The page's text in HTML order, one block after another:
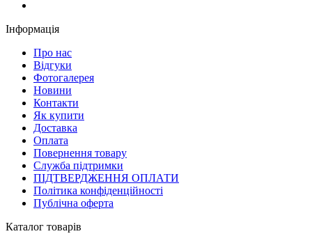
Інформація
Про нас
Відгуки
Фотогалерея
Новини
Контакти
Як купити
Доставка
Оплата
Повернення товару
Служба підтримки
ПІДТВЕРДЖЕННЯ ОПЛАТИ
Політика конфіденційності
Публічна оферта
Каталог товарів